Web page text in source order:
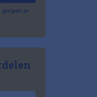
gingen je